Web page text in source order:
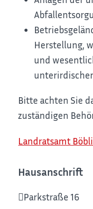
Herstellung,
und
Bitte achten Sie
zuständigen
Landratsamt
Hausanschrift
Parkstraße 16